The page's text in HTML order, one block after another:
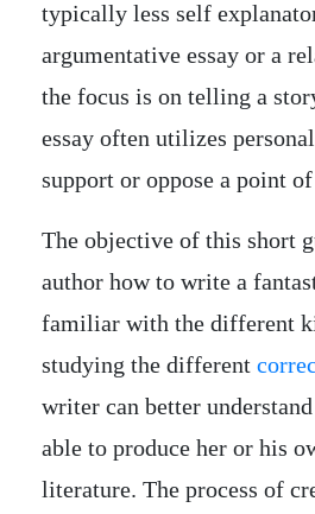
typically less self
argumentative essay or a
the focus is on telling a
essay often utilizes
support or oppose a point
The objective of this short
author how to write a
familiar with the different
studying the different
writer can better
able to produce her or his
literature. The process of